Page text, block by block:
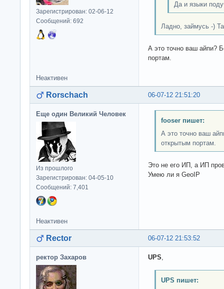
Зарегистрирован: 02-06-12
Сообщений: 692
Да и языки
Ладно, займусь -)
А это точно ваш айпи?
портам.
Неактивен
06-07-12 21:51:20
Rorschach
Еще один Великий Человек
Из прошлого
Зарегистрирован: 04-05-10
Сообщений: 7,401
fooser пишет:
А это точно ваш
открытым портам.
Это не его ИП, а ИП
Умею ли я GeoIP
Неактивен
06-07-12 21:53:52
Rector
ректор Захаров UPS
UPS пишет: